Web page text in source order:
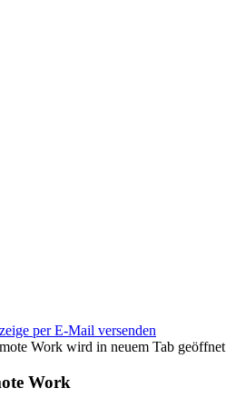
per E-Mail versenden
wird in neuem Tab geöffnet
Work